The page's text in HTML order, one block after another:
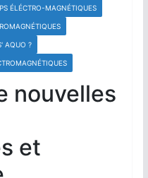
ÉLÉCTRO-MAGNÉTIQUES
AQUO ?
nouvelles
et